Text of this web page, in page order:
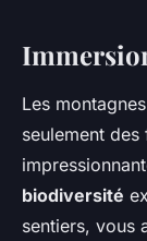
Les
seulement
biodiversité
sentiers, vous